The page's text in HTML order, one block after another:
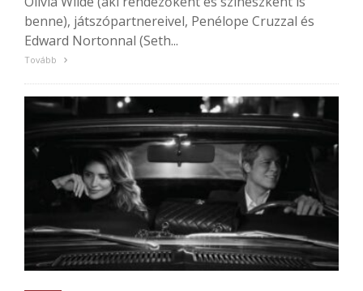
benne), játszópartnereivel, Penélope Cruzzal és
Edward Nortonnal (Seth...
Tovább